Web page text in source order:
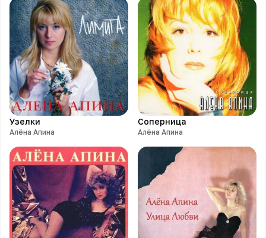
Узелки
Алёна Апина
Соперница
Алёна Апина